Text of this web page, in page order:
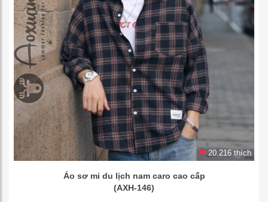
20.216 thích
Áo sơ mi du lịch nam caro cao cấp
(AXH-146)